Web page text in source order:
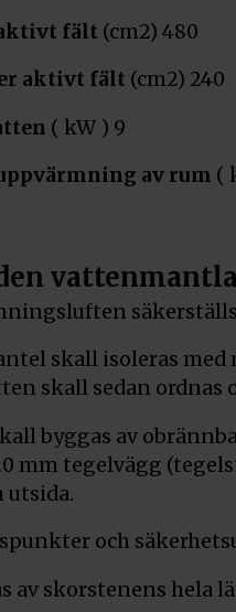
fält (cm2) 480
aktivt fält (cm2) 240
( kW ) 9
av rum (
säkerställs
skall isoleras
skall sedan ordnas
byggas av
mm tegelvägg
utsida.
och
av skorstenens hela